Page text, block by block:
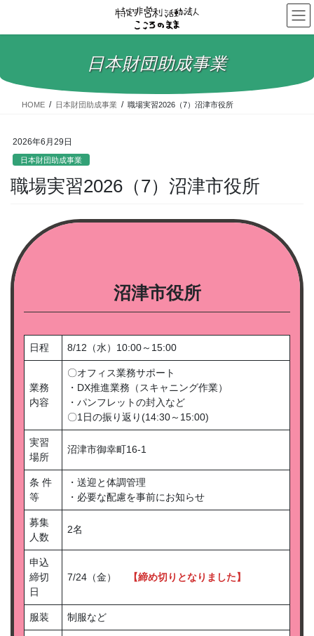
テ
へ
ゲ
ョ
日本財団助成事業
HOME 日本財団助成事業 職場実習2026（7）沼津市役所
2026年6月29日
日本財団助成事業
職場実習2026（7）沼津市役所
沼津市役所
日程 8/12（水）10:00～15:00
業務
内容
〇オフィス業務サポート
・DX推進業務（スキャニング作業）
・パンフレットの封入など
〇1日の振り返り(14:30～15:00)
実習
場所
沼津市御幸町16-1
条 件
等
・送迎と体調管理
・必要な配慮を事前にお知らせ
募集
人数
2名
申込
締切
日
7/24（金） 【締め切りとなりました】
服装 制服など